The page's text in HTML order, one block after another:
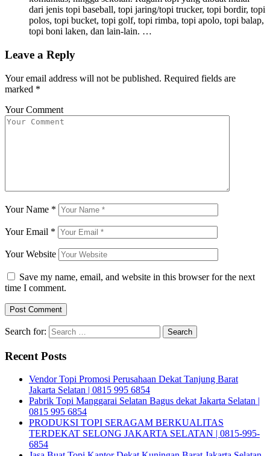
dari jenis topi baseball, topi jaring/topi trucker, topi bordir, topi
polos, topi bucket, topi golf, topi rimba, topi apolo, topi balap,
topi boni laken, dan lain-lain. …
Leave a Reply
Your email address will not be published. Required fields are
marked *
Your Comment
Your Name *
Your Email *
Your Website
Save my name, email, and website in this browser for the next
time I comment.
Search for:
Recent Posts
Vendor Topi Promosi Perusahaan Dekat Tanjung Barat
Jakarta Selatan | 0815 995 6854
Pabrik Topi Manggarai Selatan Bagus dekat Jakarta Selatan |
0815 995 6854
PRODUKSI TOPI SERAGAM BERKUALITAS
TERDEKAT SELONG JAKARTA SELATAN | 0815-995-
6854